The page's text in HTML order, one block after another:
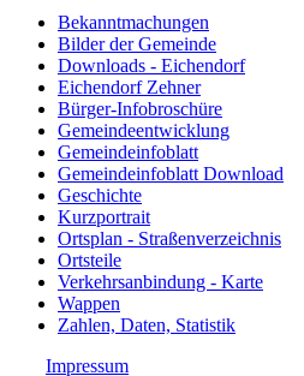
Bekanntmachungen
Bilder der Gemeinde
Downloads - Eichendorf
Eichendorf Zehner
Bürger-Infobroschüre
Gemeindeentwicklung
Gemeindeinfoblatt
Gemeindeinfoblatt Download
Geschichte
Kurzportrait
Ortsplan - Straßenverzeichnis
Ortsteile
Verkehrsanbindung - Karte
Wappen
Zahlen, Daten, Statistik
Impressum